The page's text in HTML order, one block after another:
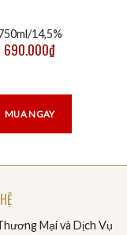
14,5%
690.000₫
MUA NGAY
Mại và Dịch Vụ